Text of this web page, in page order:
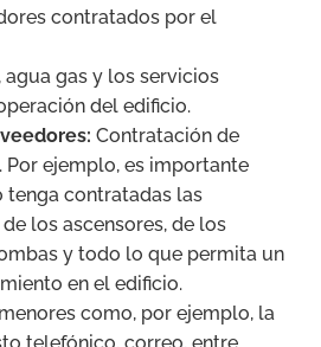
contratados por el
agua gas y los servicios
del edificio.
Contratación de
Por ejemplo, es importante
tenga contratadas las
los ascensores, de los
y todo lo que permita un
en el edificio.
como, por ejemplo, la
telefónico, correo, entre